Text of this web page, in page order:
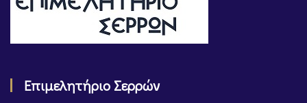
Επιμελητήριο Σερρών